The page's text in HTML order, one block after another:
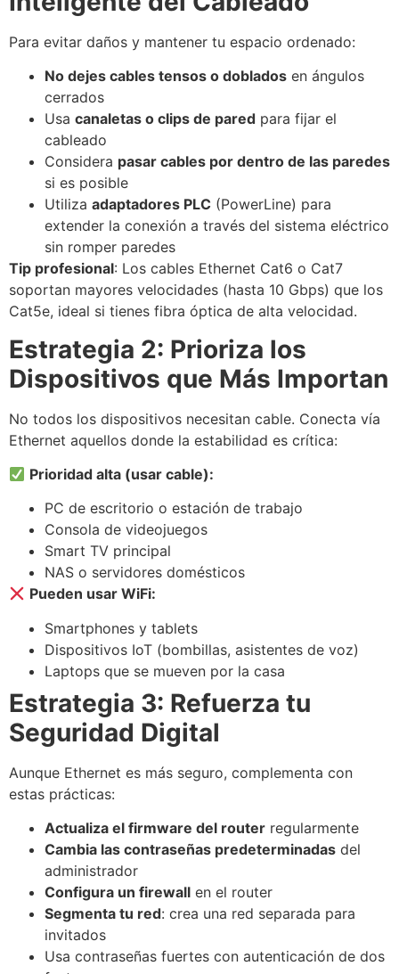
Para evitar daños y mantener tu espacio ordenado:
No dejes cables tensos o doblados en ángulos
cerrados
Usa canaletas o clips de pared para fijar el
cableado
Considera pasar cables por dentro de las paredes
si es posible
Utiliza adaptadores PLC (PowerLine) para
extender la conexión a través del sistema eléctrico
sin romper paredes
Tip profesional: Los cables Ethernet Cat6 o Cat7
soportan mayores velocidades (hasta 10 Gbps) que los
Cat5e, ideal si tienes fibra óptica de alta velocidad.
Estrategia 2: Prioriza los
Dispositivos que Más Importan
No todos los dispositivos necesitan cable. Conecta vía
Ethernet aquellos donde la estabilidad es crítica:
Prioridad alta (usar cable):
PC de escritorio o estación de trabajo
Consola de videojuegos
Smart TV principal
NAS o servidores domésticos
Pueden usar WiFi:
Smartphones y tablets
Dispositivos IoT (bombillas, asistentes de voz)
Laptops que se mueven por la casa
Estrategia 3: Refuerza tu
Seguridad Digital
Aunque Ethernet es más seguro, complementa con
estas prácticas:
Actualiza el firmware del router regularmente
Cambia las contraseñas predeterminadas del
administrador
Configura un firewall en el router
Segmenta tu red: crea una red separada para
invitados
Usa contraseñas fuertes con autenticación de dos